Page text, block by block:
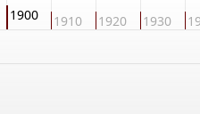
1900 1910 1920 1930